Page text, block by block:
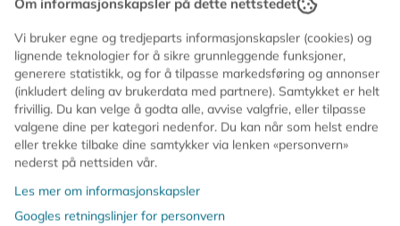
retrovibber – perfekt som gave eller som en søt detalj i
stue, gang eller på badet.
Lyset kommer i en keramisk kopp med avtakbart lokk i
silikon, formet som pisket krem. Like fint å se på som
det er koselig å tenne ✨
🕯️ Ca. 42 timers brennetid
🍦 Duft: myk og søt vanilje
🤍 Keramisk beholder med silikonlokk
📏 240 gram
Om informasjonskapsler på dette nettstedet
Vi bruker egne og tredjeparts informasjonskapsler (cookies) og
lignende teknologier for å sikre grunnleggende funksjoner,
generere statistikk, og for å tilpasse markedsføring og annonser
(inkludert deling av brukerdata med partnere). Samtykket er helt
frivillig. Du kan velge å godta alle, avvise valgfrie, eller tilpasse
valgene dine per kategori nedenfor. Du kan når som helst endre
eller trekke tilbake dine samtykker via lenken «personvern»
nederst på nettsiden vår.
Les mer om informasjonskapsler
Googles retningslinjer for personvern